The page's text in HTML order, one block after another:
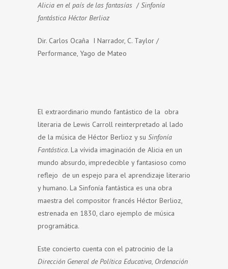
Alicia en el país de las fantasías /Sinfonía
fantástica Héctor Berlioz
Dir. Carlos Ocaña I Narrador, C. Taylor /
Performance, Yago de Mateo
El extraordinario mundo fantástico de la obra
literaria de Lewis Carroll reinterpretado al lado
de la música de Héctor Berlioz y su Sinfonía
Fantástica. La vívida imaginación de Alicia en un
mundo absurdo, impredecible y fantasioso como
reflejo de un espejo para el aprendizaje literario
y humano. La Sinfonía fantástica es una obra
maestra del compositor francés Héctor Berlioz,
estrenada en 1830, claro ejemplo de música
programática.
Este concierto cuenta con el patrocinio de la
Dirección General de Política Educativa, Ordenación